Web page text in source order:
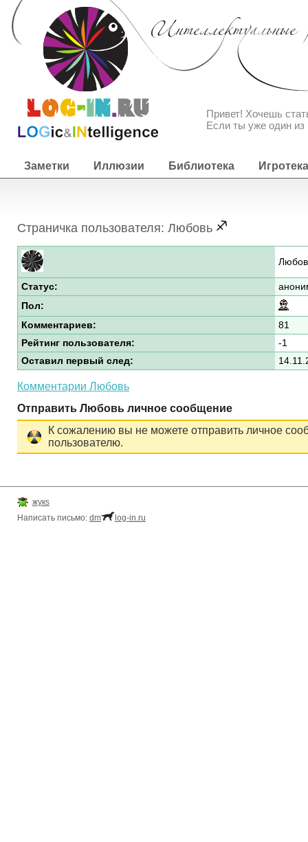
Привет! Хочешь
Если ты уже один из
Заметки Иллюзии Библиотека Игротека
Страничка пользователя: Любовь
Статус:
Пол:
Комментариев:
81
Рейтинг пользователя:
-1
Оставил первый след:
Комментарии Любовь
Отправить Любовь личное сообщение
К сожалению вы не можете отправить личное
пользователю.
жукs
Написать письмо: dm log-in.ru